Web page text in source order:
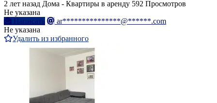
2 лет назад Дома - Квартиры в аренду 592 Просмотров
Не указана
Написать
ar***************@******.com
Не указана
Удалить из избранного